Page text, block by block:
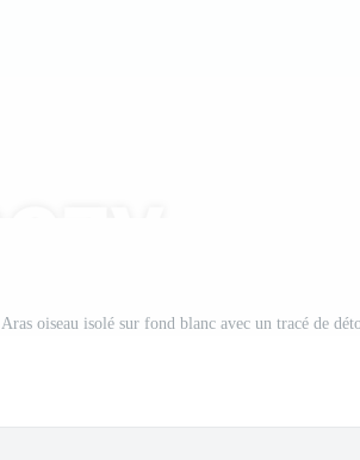
Aras oiseau isolé sur fond blanc avec un tracé de